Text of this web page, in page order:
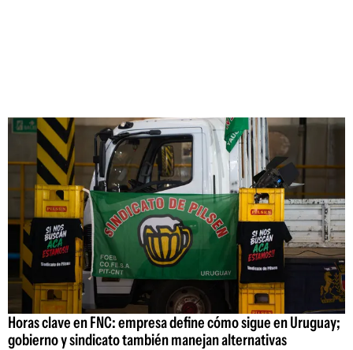
Horas clave en FNC: empresa define cómo sigue en Uruguay;
gobierno y sindicato también manejan alternativas